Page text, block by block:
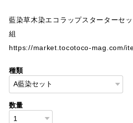
藍染草木染エコラップスターターセ
組
https://market.tocotoco-mag.com/
種類
数量